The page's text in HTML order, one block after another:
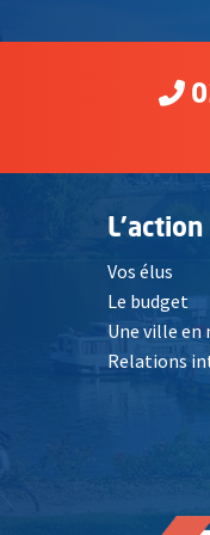
L'action
Vos élus
Le budget
Une ville
Relations
, Ouvre une nouvelle